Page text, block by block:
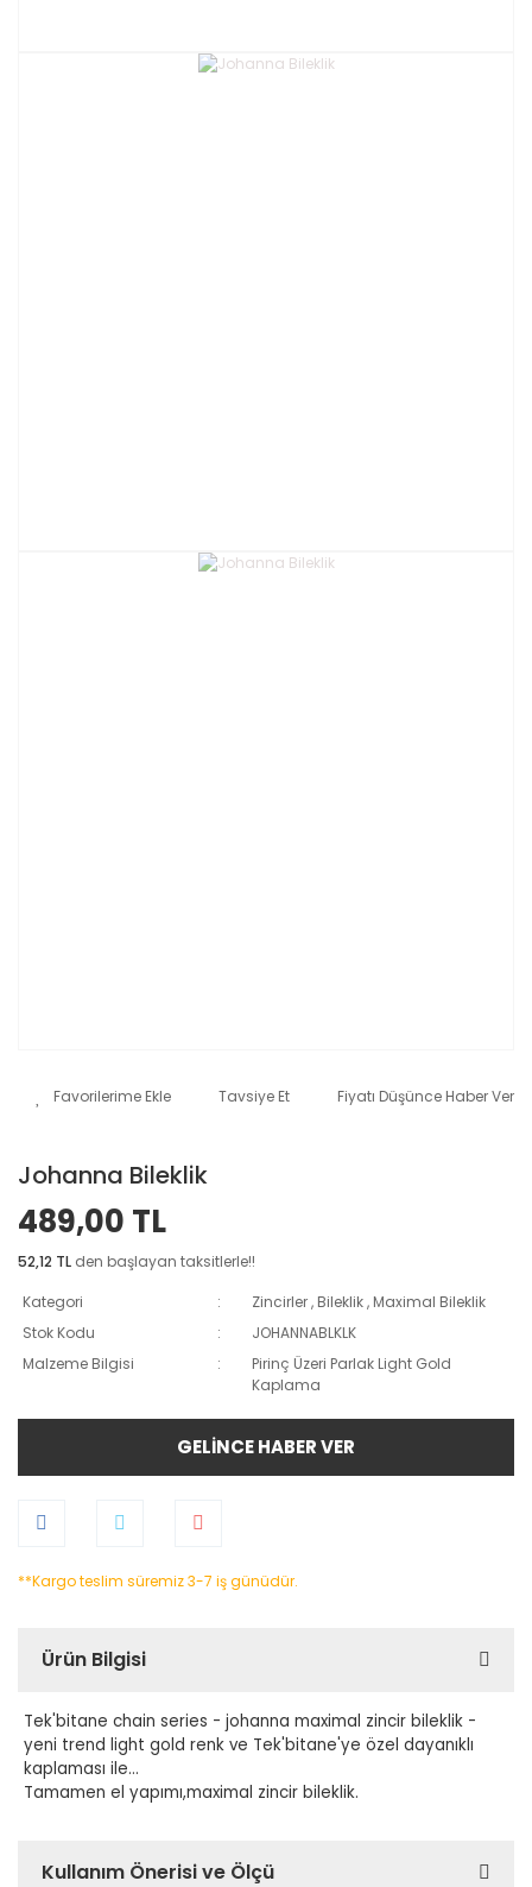
Tavsiye Et Fiyatı Düşünce Haber Ver
Johanna Bileklik
489,00 TL
52,12 TL den başlayan taksitlerle!!
Kategori
Zincirler, Bileklik, Maximal Bileklik
Stok Kodu
JOHANNABLKLK
Malzeme Bilgisi
Pirinç Üzeri Parlak Light Gold
Kaplama
GELİNCE HABER VER
**Kargo teslim süremiz 3-7 iş günüdür.
Ürün Bilgisi
Tek'bitane chain series - johanna maximal zincir bileklik -
yeni trend light gold renk ve Tek'bitane'ye özel dayanıklı
kaplaması ile...
Tamamen el yapımı,maximal zincir bileklik.
Kullanım Önerisi ve Ölçü